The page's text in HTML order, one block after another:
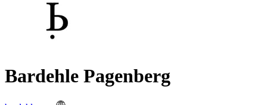
Bardehle Pagenberg